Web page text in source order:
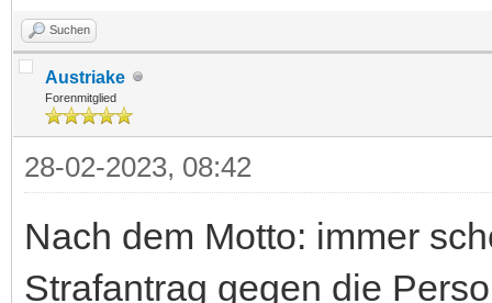
Suchen
Austriake
Forenmitglied
28-02-2023, 08:42
Nach dem Motto: immer
Strafantrag gegen die